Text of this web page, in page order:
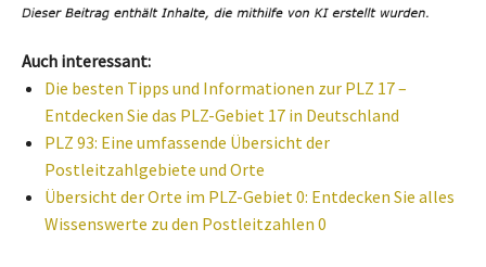
Auch interessant:
Die besten Tipps und Informationen zur PLZ 17 –
Entdecken Sie das PLZ-Gebiet 17 in Deutschland
PLZ 93: Eine umfassende Übersicht der
Postleitzahlgebiete und Orte
Übersicht der Orte im PLZ-Gebiet 0: Entdecken Sie alles
Wissenswerte zu den Postleitzahlen 0